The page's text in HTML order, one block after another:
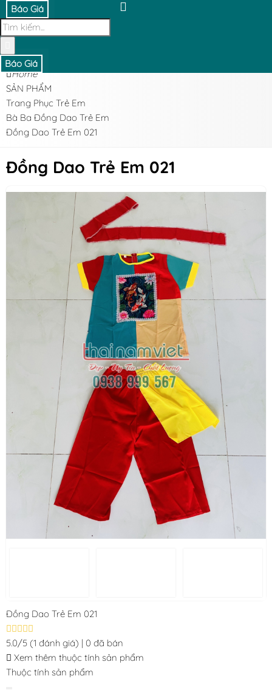
Báo Giá
Báo Giá
Home
SẢN PHẨM
Trang Phục Trẻ Em
Bà Ba Đồng Dao Trẻ Em
Đồng Dao Trẻ Em 021
Đồng Dao Trẻ Em 021
Đồng Dao Trẻ Em 021
5.0/5 (1 đánh giá) | 0 đã bán
Xem thêm thuộc tính sản phẩm
Thuộc tính sản phẩm